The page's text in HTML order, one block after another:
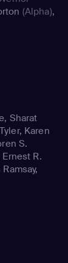
(Alpha),
Sharat
Karen
S.
R.